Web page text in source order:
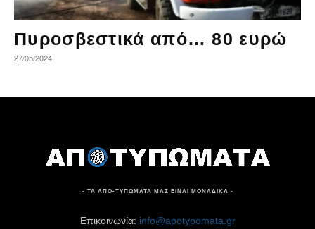
Πυροσβεστικά από… 80 ευρώ
27/05/2024
- ΤΑ ΑΠΟ-ΤΥΠΩΜΑΤΑ ΜΑΣ ΕΙΝΑΙ ΜΟΝΑΔΙΚΑ -
Επικοινωνία: info@apotypomata.gr